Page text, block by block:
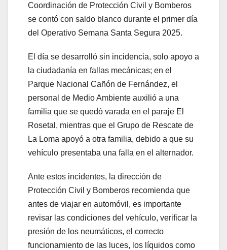
Coordinación de Protección Civil y Bomberos
se contó con saldo blanco durante el primer día
del Operativo Semana Santa Segura 2025.
El día se desarrolló sin incidencia, solo apoyo a
la ciudadanía en fallas mecánicas; en el
Parque Nacional Cañón de Fernández, el
personal de Medio Ambiente auxilió a una
familia que se quedó varada en el paraje El
Rosetal, mientras que el Grupo de Rescate de
La Loma apoyó a otra familia, debido a que su
vehículo presentaba una falla en el alternador.
Ante estos incidentes, la dirección de
Protección Civil y Bomberos recomienda que
antes de viajar en automóvil, es importante
revisar las condiciones del vehículo, verificar la
presión de los neumáticos, el correcto
funcionamiento de las luces, los líquidos como